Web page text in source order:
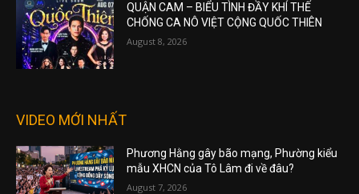
QUẬN CAM – BIỂU TÌNH ĐẦY KHÍ THẾ
CHỐNG CA NÔ VIỆT CỘNG QUỐC THIÊN
August 8, 2026
VIDEO MỚI NHẤT
Phương Hằng gây bão mạng, Phường kiểu
mẫu XHCN của Tô Lâm đi về đâu?
August 7, 2026